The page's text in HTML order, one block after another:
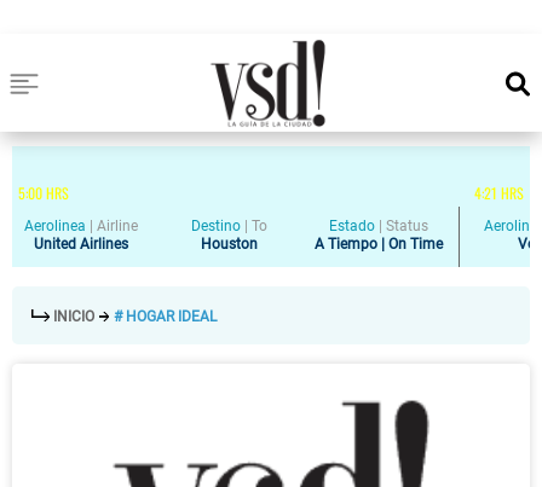
5:00HRS 4:21 HRS
Aerolinea
Airline
United Airlines
Destino
To
Houston
Estado
Status
A Tiempo | On Time
INICIO # HOGAR IDEAL